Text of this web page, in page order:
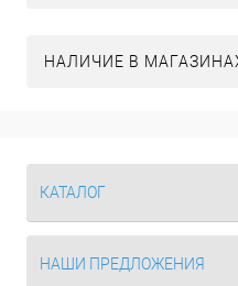
НАЛИЧИЕ В
КАТАЛОГ
НАШИ ПРЕДЛОЖЕНИЯ